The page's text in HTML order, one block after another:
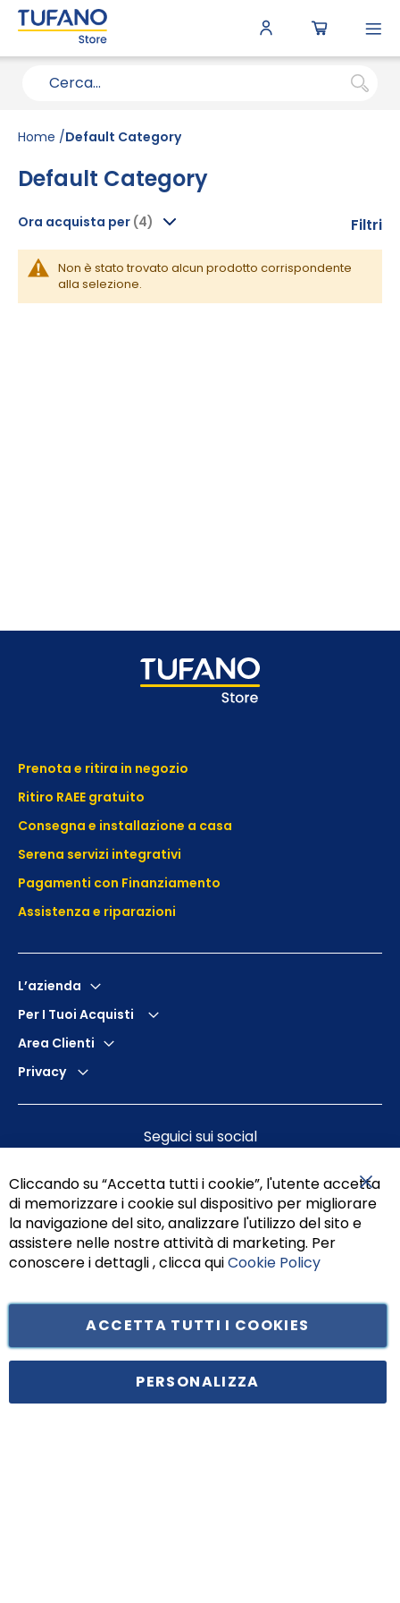
Home Default Category
Default Category
Non è stato trovato alcun prodotto corrispondente
alla selezione.
Filtri
Ora acquista per
Prenota e ritira in negozio
Ritiro RAEE gratuito
Consegna e installazione a casa
Serena servizi integrativi
Pagamenti con Finanziamento
Assistenza e riparazioni
L’azienda
Per I Tuoi Acquisti
Area Clienti
Privacy
Seguici sui social
Principe di Piemonte 199, cap. 80026 Casoria (NA) - C.F. 05834470634 -
Cliccando su “Accetta tutti i cookie”, l'utente accetta
di memorizzare i cookie sul dispositivo per migliorare
la navigazione del sito, analizzare l'utilizzo del sito e
assistere nelle nostre attività di marketing. Per
conoscere i dettagli , clicca quiCookie Policy
ACCETTA TUTTI I COOKIES
PERSONALIZZA